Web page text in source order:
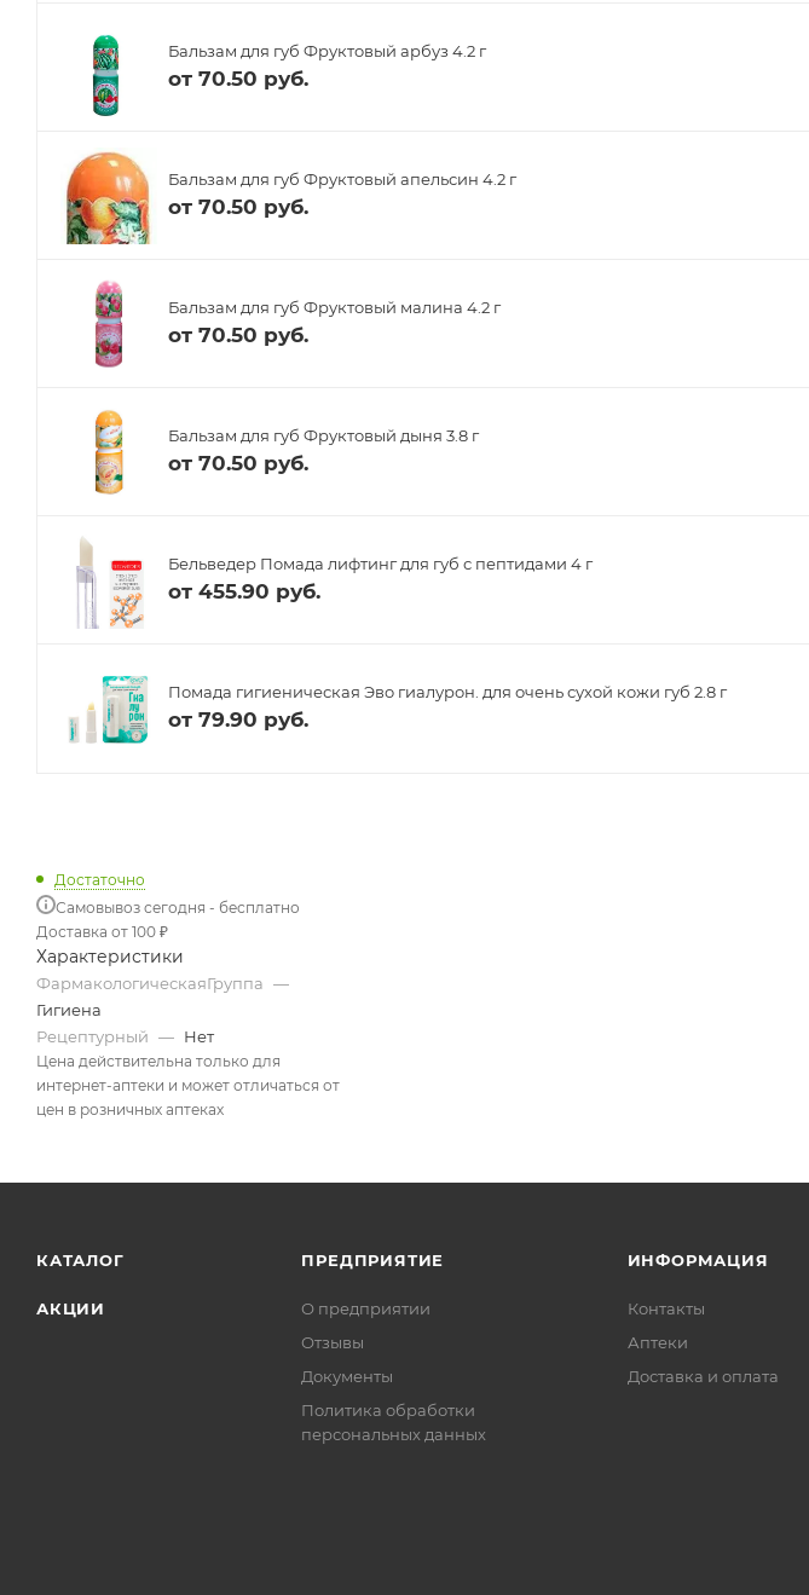
Бальзам для губ Фруктовый арбуз 4.2 г
от 70.50 руб.
Бальзам для губ Фруктовый апельсин 4.2 г
от 70.50 руб.
Бальзам для губ Фруктовый малина 4.2 г
от 70.50 руб.
Бальзам для губ Фруктовый дыня 3.8 г
от 70.50 руб.
Бельведер Помада лифтинг для губ с пептидами 4 г
от 455.90 руб.
Помада гигиеническая Эво гиалурон. для очень сухой кожи губ 2.8 г
от 79.90 руб.
Достаточно
Самовывоз сегодня - бесплатно
Доставка от 100 ₽
Характеристики
ФармакологическаяГруппа —
Гигиена
Рецептурный — Нет
Цена действительна только для
интернет-аптеки и может отличаться от
цен в розничных аптеках
КАТАЛОГ
АКЦИИ
ПРЕДПРИЯТИЕ
О предприятии
Отзывы
Документы
Политика обработки
персональных данных
ИНФОРМАЦИЯ
Контакты
Аптеки
Доставка и оплата